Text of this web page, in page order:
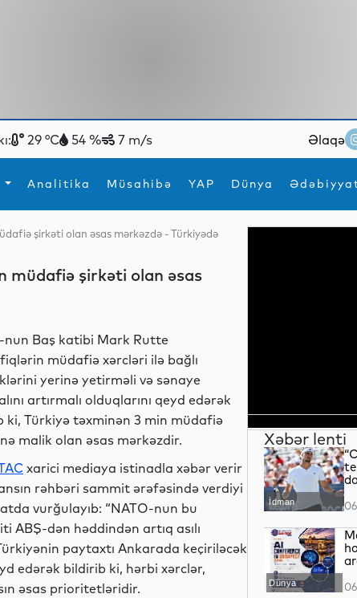
29 °C 54 % 7 m/s Əlaqə
Analitika Müsahibə YAP Dünya
Yeni texnologiyalar
şirkəti olan əsas mərkəzdə - Türkiyədə
müdafiə şirkəti olan əsas
nun Baş katibi Mark Rutte
müdafiə xərcləri ilə bağlı
yerinə yetirməli və sənaye
artırmalı olduqlarını qeyd edərək
ki, Türkiyə təxminən 3 min müdafiə
malik olan əsas mərkəzdir.
xarici mediaya istinadla xəbər verir
rəhbəri sammit ərəfəsində verdiyi
vurğulayıb: “NATO-nun bu
ABŞ-dən həddindən artıq asılı
paytaxtı Ankarada keçiriləcək
edərək bildirib ki, hərbi xərclər,
əsas prioritetləridir.
Xəbər lenti
İdman
Dünya